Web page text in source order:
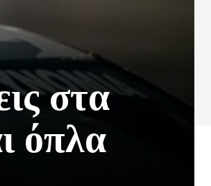
στα
όπλα